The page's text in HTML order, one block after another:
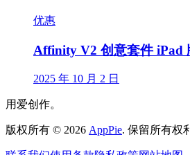
优惠
Affinity V2 创意套件 iPad
2025 年 10 月 2 日
用爱创作。
版权所有 © 2026 AppPie. 保留所有权